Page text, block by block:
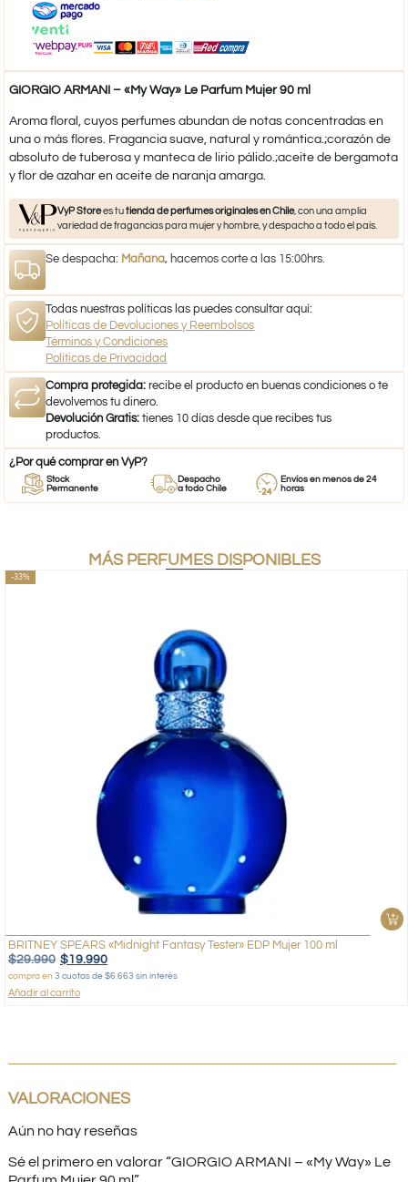
GIORGIO ARMANI – «My Way» Le Parfum Mujer 90 ml
Aroma floral, cuyos perfumes abundan de notas concentradas en
una o más flores. Fragancia suave, natural y romántica.;corazón de
absoluto de tuberosa y manteca de lirio pálido.;aceite de bergamota
y flor de azahar en aceite de naranja amarga.
VyP Storees tutienda de perfumes originales en Chile, con una amplia
variedad de fragancias para mujer y hombre, y despacho a todo el país.
Se despacha: Mañana, hacemos corte a las 15:00hrs.
Todas nuestras políticas las puedes consultar aquí:
Políticas de Devoluciones y Reembolsos
Términos y Condiciones
Políticas de Privacidad
Compra protegida: recibe el producto en buenas condiciones o te
devolvemos tu dinero.
Devolución Gratis: tienes 10 días desde que recibes tus
productos.
¿Por qué comprar en VyP?
Stock
Permanente
Despacho
a todo Chile
Envíos en menos de 24
horas
MÁS PERFUMES DISPONIBLES
-33%
BRITNEY SPEARS «Midnight Fantasy Tester» EDP Mujer 100 ml
$29.990 $19.990
compra en 3 cuotas de $6.663 sin interés
Añadir al carrito
VALORACIONES
Aún no hay reseñas
Sé el primero en valorar “GIORGIO ARMANI – «My Way» Le